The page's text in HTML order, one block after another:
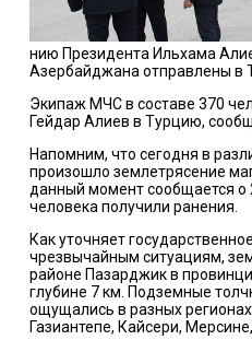
нию Президента Ильхама
Азербайджана отправлены в
Экипаж МЧС в составе 370
Гейдар Алиев в Турцию,
Напомним, что сегодня в
произошло землетрясение
данный момент сообщается о
человека получили ранения.
Как уточняет
чрезвычайным ситуациям,
районе Пазарджик в
глубине 7 км. Подземные
ощущались в разных
Газиантепе, Кайсери,